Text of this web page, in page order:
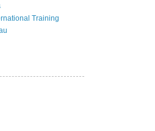
Training